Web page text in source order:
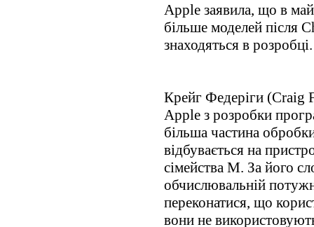
Apple заявила, що в
більше моделей після
знаходяться в розробці.
Крейг Федеріги (Craig
Apple з розробки
більша частина
відбувається на
сімейства M. За його
обчислювальній
переконатися, що
вони не